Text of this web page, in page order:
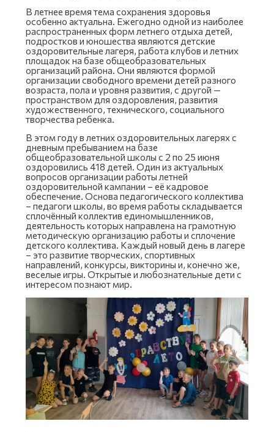
В летнее время тема сохранения здоровья
особенно актуальна. Ежегодно одной из наиболее
распространенных форм летнего отдыха детей,
подростков и юношества являются детские
оздоровительные лагеря, работа клубов и летних
площадок на базе общеобразовательных
организаций района. Они являются формой
организации свободного времени детей разного
возраста, пола и уровня развития, с другой —
пространством для оздоровления, развития
художественного, технического, социального
творчества ребенка.
В этом году в летних оздоровительных лагерях с
дневным пребыванием на базе
общеобразовательной школы с 2 по 25 июня
оздоровились 418 детей. Один из актуальных
вопросов организации работы летней
оздоровительной кампании – её кадровое
обеспечение. Основа педагогического коллектива
– педагоги школы, во время работы складывается
сплочённый коллектив единомышленников,
деятельность которых направлена на грамотную
методическую организацию работы и сплочение
детского коллектива. Каждый новый день в лагере
– это развитие творческих, спортивных
направлений, конкурсы, викторины и, конечно же,
веселые игры. Открытые и любознательные дети с
интересом познают мир.